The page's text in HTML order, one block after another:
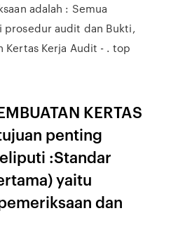
adalah : Semua
prosedur audit dan Bukti,
Kertas Kerja Audit - . top
KERTAS
penting
:Standar
yaitu
dan